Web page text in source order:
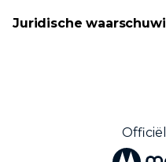
Juridische